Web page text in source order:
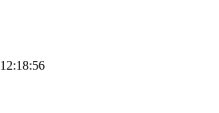
12:18:56